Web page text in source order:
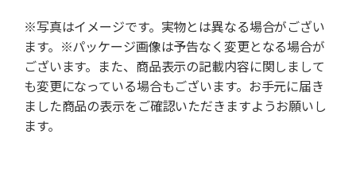
※写真はイメージです。実物とは異なる場合がござい
ます。※パッケージ画像は予告なく変更となる場合が
ございます。また、商品表示の記載内容に関しまして
も変更になっている場合もございます。お手元に届き
ました商品の表示をご確認いただきますようお願いし
ます。